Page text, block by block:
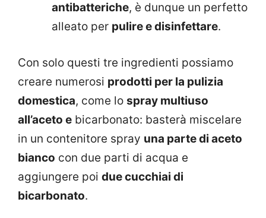
antibatteriche, è dunque un perfetto
alleato per pulire e disinfettare.
Con solo questi tre ingredienti possiamo
creare numerosi prodotti per la pulizia
domestica, come lo spray multiuso
all’aceto e bicarbonato: basterà miscelare
in un contenitore spray una parte di aceto
bianco con due parti di acqua e
aggiungere poi due cucchiai di
bicarbonato.